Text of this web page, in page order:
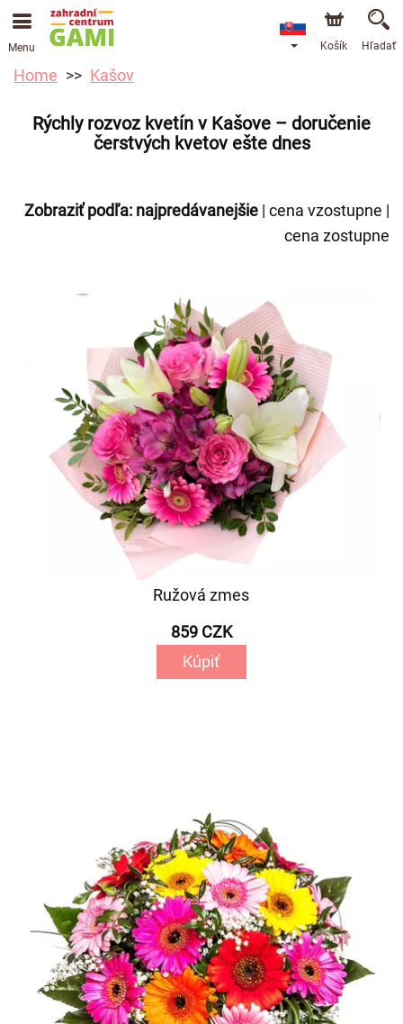
Menu Košík Hľadať
Home Kašov
Rýchly rozvoz kvetín v Kašove – doručenie
čerstvých kvetov ešte dnes
Zobraziť podľa: najpredávanejšie | cena vzostupne |
cena zostupne
Ružová zmes
859 CZK
Kúpiť